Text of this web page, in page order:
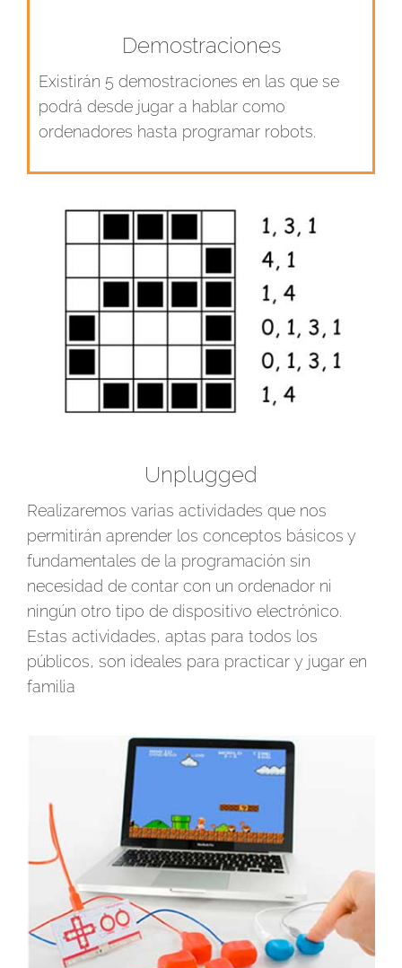
Demostraciones
Existirán 5 demostraciones en las que se
podrá desde jugar a hablar como
ordenadores hasta programar robots.
Unplugged
Realizaremos varias actividades que nos
permitirán aprender los conceptos básicos y
fundamentales de la programación sin
necesidad de contar con un ordenador ni
ningún otro tipo de dispositivo electrónico.
Estas actividades, aptas para todos los
públicos, son ideales para practicar y jugar en
familia